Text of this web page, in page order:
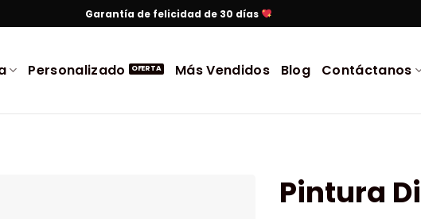
Garantía de felicidad de 30 días
Personalizado Más Vendidos Blog Contáctanos
Pintura